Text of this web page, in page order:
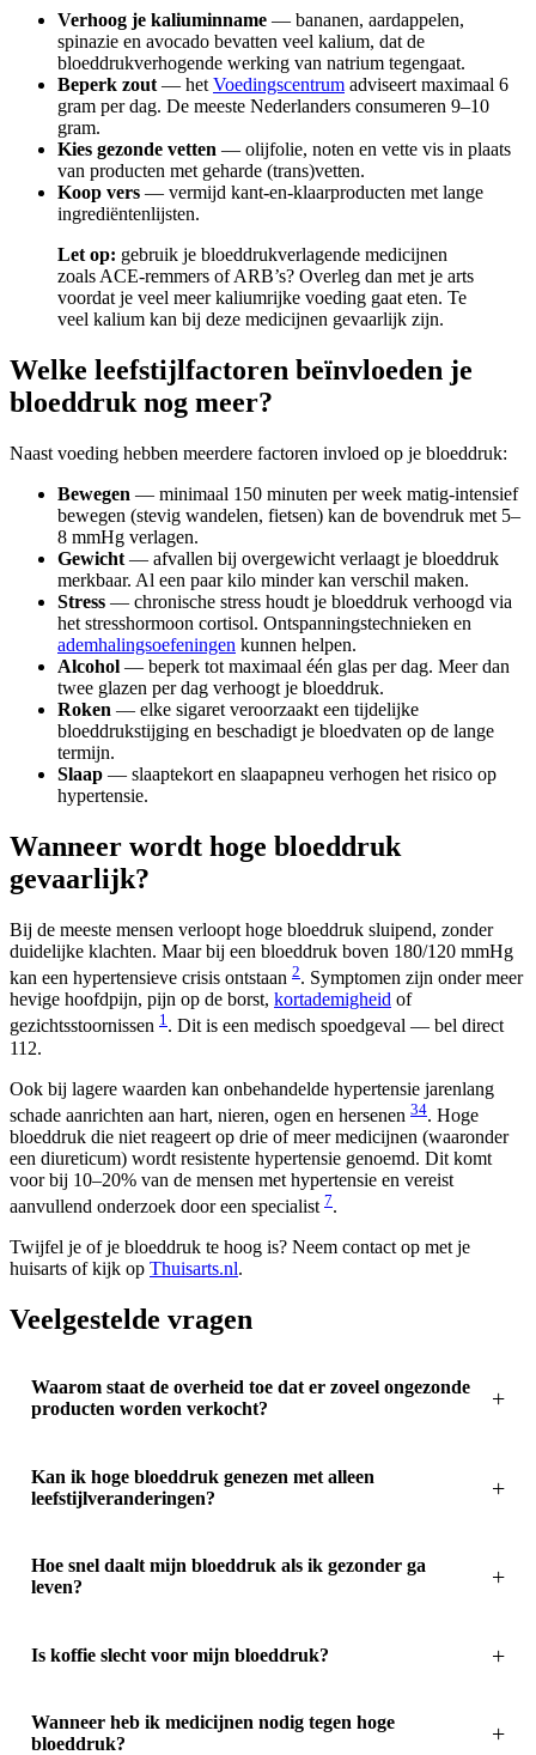
Verhoog je kaliuminname — bananen, aardappelen,
spinazie en avocado bevatten veel kalium, dat de
bloeddrukverhogende werking van natrium tegengaat.
Beperk zout — het Voedingscentrum adviseert maximaal 6
gram per dag. De meeste Nederlanders consumeren 9–10
gram.
Kies gezonde vetten — olijfolie, noten en vette vis in plaats
van producten met geharde (trans)vetten.
Koop vers — vermijd kant-en-klaarproducten met lange
ingrediëntenlijsten.
Let op: gebruik je bloeddrukverlagende medicijnen
zoals ACE-remmers of ARB’s? Overleg dan met je arts
voordat je veel meer kaliumrijke voeding gaat eten. Te
veel kalium kan bij deze medicijnen gevaarlijk zijn.
Welke leefstijlfactoren beïnvloeden je
bloeddruk nog meer?
Naast voeding hebben meerdere factoren invloed op je bloeddruk:
Bewegen — minimaal 150 minuten per week matig-intensief
bewegen (stevig wandelen, fietsen) kan de bovendruk met 5–
8 mmHg verlagen.
Gewicht — afvallen bij overgewicht verlaagt je bloeddruk
merkbaar. Al een paar kilo minder kan verschil maken.
Stress — chronische stress houdt je bloeddruk verhoogd via
het stresshormoon cortisol. Ontspanningstechnieken en
ademhalingsoefeningen kunnen helpen.
Alcohol — beperk tot maximaal één glas per dag. Meer dan
twee glazen per dag verhoogt je bloeddruk.
Roken — elke sigaret veroorzaakt een tijdelijke
bloeddrukstijging en beschadigt je bloedvaten op de lange
termijn.
Slaap — slaaptekort en slaapapneu verhogen het risico op
hypertensie.
Wanneer wordt hoge bloeddruk
gevaarlijk?
Bij de meeste mensen verloopt hoge bloeddruk sluipend, zonder
duidelijke klachten. Maar bij een bloeddruk boven 180/120 mmHg
kan een hypertensieve crisis ontstaan 2. Symptomen zijn onder meer
hevige hoofdpijn, pijn op de borst, kortademigheid of
gezichtsstoornissen 1. Dit is een medisch spoedgeval — bel direct
112.
Ook bij lagere waarden kan onbehandelde hypertensie jarenlang
schade aanrichten aan hart, nieren, ogen en hersenen 34. Hoge
bloeddruk die niet reageert op drie of meer medicijnen (waaronder
een diureticum) wordt resistente hypertensie genoemd. Dit komt
voor bij 10–20% van de mensen met hypertensie en vereist
aanvullend onderzoek door een specialist 7.
Twijfel je of je bloeddruk te hoog is? Neem contact op met je
huisarts of kijk op Thuisarts.nl.
Veelgestelde vragen
Waarom staat de overheid toe dat er zoveel ongezonde
producten worden verkocht?
Kan ik hoge bloeddruk genezen met alleen
leefstijlveranderingen?
Hoe snel daalt mijn bloeddruk als ik gezonder ga
leven?
Is koffie slecht voor mijn bloeddruk?
Wanneer heb ik medicijnen nodig tegen hoge
bloeddruk?